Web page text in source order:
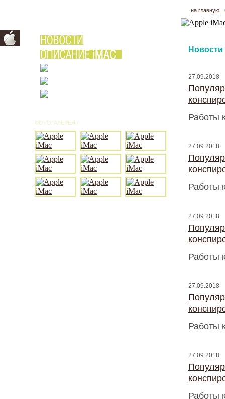
ФОТОГАЛЕРЕЯ /
на главную
Новости
27.09.2018
Работы
27.09.2018
Работы
27.09.2018
Работы
27.09.2018
Работы
27.09.2018
Работы